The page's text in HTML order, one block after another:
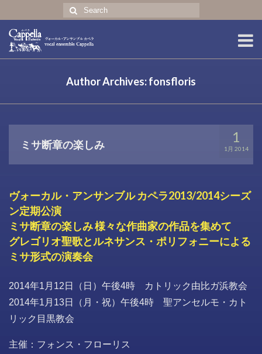
Search
for:
プロフィール
CD・グッズ
Author Archives: fonsfloris
1
1月 2014
ミサ断章の楽しみ
ヴォーカル・アンサンブル カペラ2013/2014シーズ
ン定期公演
ミサ断章の楽しみ 様々な作曲家の作品を集めて
グレゴリオ聖歌とルネサンス・ポリフォニーによる
ミサ形式の演奏会
2014年1月12日（日）午後4時 カトリック由比ガ浜教会
2014年1月13日（月・祝）午後4時 聖アンセルモ・カト
リック目黒教会
主催：フォンス・フローリス